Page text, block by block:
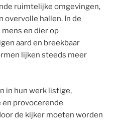
ruimtelijke omgevingen,
overvolle hallen. In de
en dier op
aard en breekbaar
lijken steeds meer
in hun werk listige,
provocerende
de kijker moeten worden